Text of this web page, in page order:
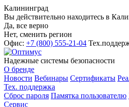
Калининград
Вы действительно находитесь в
Да, все верно
Нет, сменить регион
Офис: +7 (800) 555-21-04
Надежные системы безопасности
О бренде
Новости Вебинары Сертификаты
Тех. поддержка
Сброс пароля Памятка пользователю
Сервис